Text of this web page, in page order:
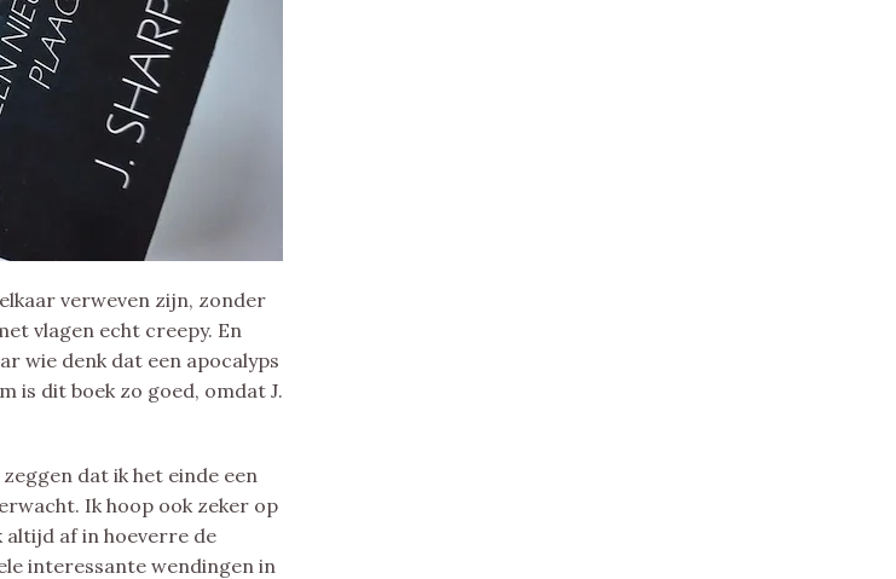
verweven zijn, zonder
vlagen echt creepy. En
wie denk dat een apocalyps
is dit boek zo goed, omdat J.
dat ik het einde een
Ik hoop ook zeker op
altijd af in hoeverre de
interessante wendingen in